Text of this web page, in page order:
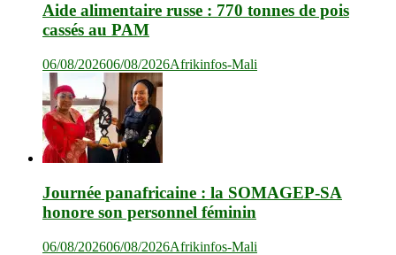
Aide alimentaire russe : 770 tonnes de pois
cassés au PAM
06/08/202606/08/2026Afrikinfos-Mali
Journée panafricaine : la SOMAGEP-SA
honore son personnel féminin
06/08/202606/08/2026Afrikinfos-Mali